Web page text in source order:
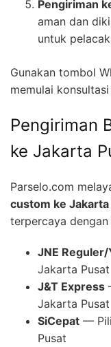
Pengiriman
aman dan
untuk
Gunakan tombol
memulai
Pengiriman
ke Jakarta
Parselo.com
custom ke Jakarta
terpercaya
JNE Reguler/
Jakarta Pusat
J&T Express
Jakarta Pusat
SiCepat —
Pusat